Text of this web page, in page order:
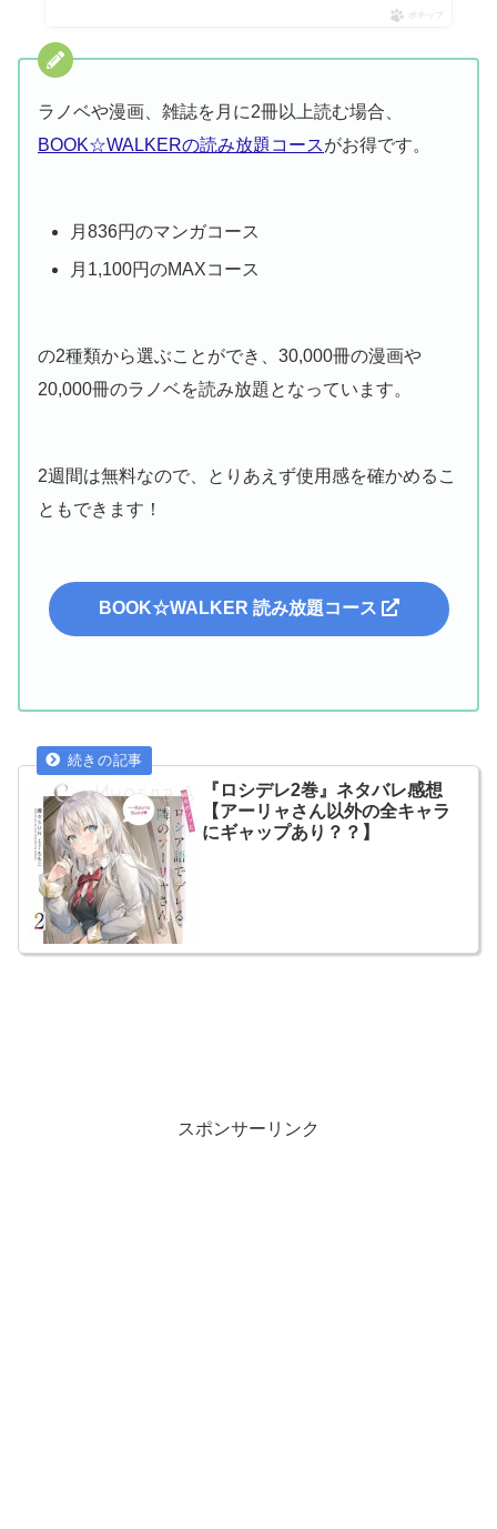
ポチップ
ラノベや漫画、雑誌を月に2冊以上読む場合、
BOOK☆WALKERの読み放題コースがお得です。
月836円のマンガコース
月1,100円のMAXコース
の2種類から選ぶことができ、30,000冊の漫画や
20,000冊のラノベを読み放題となっています。
2週間は無料なので、とりあえず使用感を確かめるこ
ともできます！
BOOK☆WALKER 読み放題コース
『ロシデレ2巻』ネタバレ感想
【アーリャさん以外の全キャラ
にギャップあり？？】
スポンサーリンク